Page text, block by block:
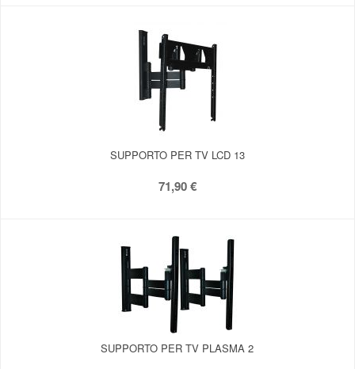
SUPPORTO PER TV LCD 13
71,90 €
SUPPORTO PER TV PLASMA 2